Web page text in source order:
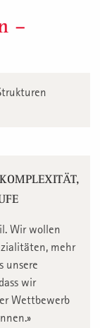
–
Wir wollen
mehr
unsere
wir
Wettbewerb